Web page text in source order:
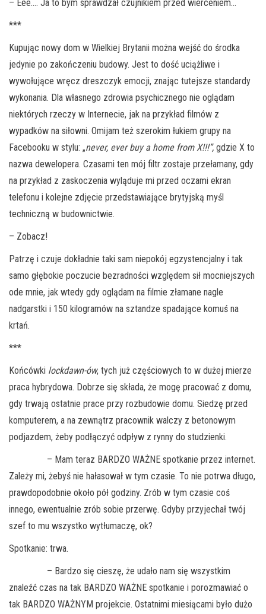
– Eee…. Ja to bym sprawdzał czujnikiem przed wierceniem…
***
Kupując nowy dom w Wielkiej Brytanii można wejść do środka
jedynie po zakończeniu budowy. Jest to dość uciążliwe i
wywołujące wręcz dreszczyk emocji, znając tutejsze standardy
wykonania. Dla własnego zdrowia psychicznego nie oglądam
niektórych rzeczy w Internecie, jak na przykład filmów z
wypadków na siłowni. Omijam też szerokim łukiem grupy na
Facebooku w stylu: „never, ever buy a home from X!!!”, gdzie X to
nazwa dewelopera. Czasami ten mój filtr zostaje przełamany, gdy
na przykład z zaskoczenia wyląduje mi przed oczami ekran
telefonu i kolejne zdjęcie przedstawiające brytyjską myśl
techniczną w budownictwie.
– Zobacz!
Patrzę i czuje dokładnie taki sam niepokój egzystencjalny i tak
samo głębokie poczucie bezradności względem sił mocniejszych
ode mnie, jak wtedy gdy oglądam na filmie złamane nagle
nadgarstki i 150 kilogramów na sztandze spadające komuś na
krtań.
***
Końcówki lockdawn-ów, tych już częściowych to w dużej mierze
praca hybrydowa. Dobrze się składa, że mogę pracować z domu,
gdy trwają ostatnie prace przy rozbudowie domu. Siedzę przed
komputerem, a na zewnątrz pracownik walczy z betonowym
podjazdem, żeby podłączyć odpływ z rynny do studzienki.
– Mam teraz BARDZO WAŻNE spotkanie przez internet.
Zależy mi, żebyś nie hałasował w tym czasie. To nie potrwa długo,
prawdopodobnie około pół godziny. Zrób w tym czasie coś
innego, ewentualnie zrób sobie przerwę. Gdyby przyjechał twój
szef to mu wszystko wytłumaczę, ok?
Spotkanie: trwa.
– Bardzo się cieszę, że udało nam się wszystkim
znaleźć czas na tak BARDZO WAŻNE spotkanie i porozmawiać o
tak BARDZO WAŻNYM projekcie. Ostatnimi miesiącami było dużo